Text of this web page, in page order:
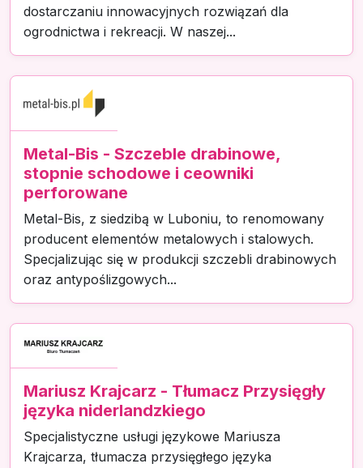
dostarczaniu innowacyjnych rozwiązań dla
ogrodnictwa i rekreacji. W naszej...
Metal-Bis - Szczeble drabinowe,
stopnie schodowe i ceowniki
perforowane
Metal-Bis, z siedzibą w Luboniu, to renomowany
producent elementów metalowych i stalowych.
Specjalizując się w produkcji szczebli drabinowych
oraz antypoślizgowych...
Mariusz Krajcarz - Tłumacz Przysięgły
języka niderlandzkiego
Specjalistyczne usługi językowe Mariusza
Krajcarza, tłumacza przysięgłego języka